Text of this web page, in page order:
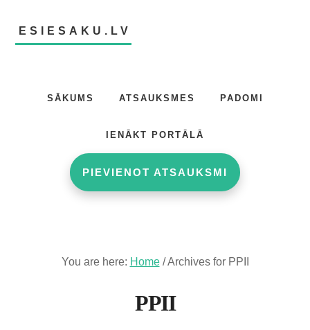
main
footerESIESAKU.LV
SĀKUMS ATSAUKSMES PADOMI
IENĀKT PORTĀLĀ
PIEVIENOT ATSAUKSMI
You are here: Home /Archives for PPII
PPII